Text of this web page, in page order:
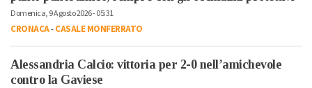
Domenica, 9 Agosto 2026 - 05:31
CRONACA-CASALE MONFERRATO
Alessandria Calcio: vittoria per 2-0 nell’amichevole
contro la Gaviese